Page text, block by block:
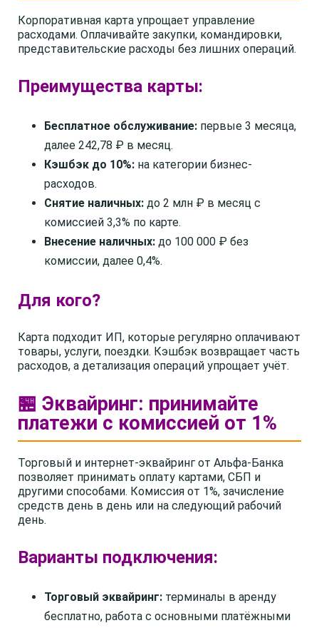
Корпоративная карта упрощает управление
расходами. Оплачивайте закупки, командировки,
представительские расходы без лишних операций.
Преимущества карты:
Бесплатное обслуживание: первые 3 месяца,
далее 242,78 ₽ в месяц.
Кэшбэк до 10%: на категории бизнес-
расходов.
Снятие наличных: до 2 млн ₽ в месяц с
комиссией 3,3% по карте.
Внесение наличных: до 100 000 ₽ без
комиссии, далее 0,4%.
Для кого?
Карта подходит ИП, которые регулярно оплачивают
товары, услуги, поездки. Кэшбэк возвращает часть
расходов, а детализация операций упрощает учёт.
🏪 Эквайринг: принимайте
платежи с комиссией от 1%
Торговый и интернет-эквайринг от Альфа-Банка
позволяет принимать оплату картами, СБП и
другими способами. Комиссия от 1%, зачисление
средств день в день или на следующий рабочий
день.
Варианты подключения:
Торговый эквайринг: терминалы в аренду
бесплатно, работа с основными платёжными